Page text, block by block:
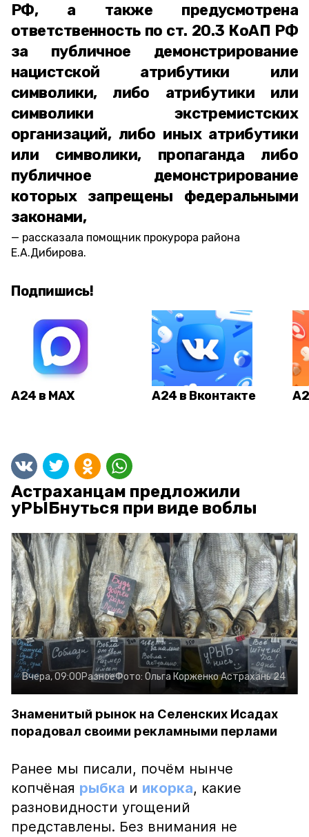
РФ, а также предусмотрена
ответственность по ст. 20.3 КоАП РФ
за публичное демонстрирование
нацистской атрибутики или
символики, либо атрибутики или
символики экстремистских
организаций, либо иных атрибутики
или символики, пропаганда либо
публичное демонстрирование
которых запрещены федеральными
законами,
рассказала помощник прокурора района
Е.А.Дибирова.
Подпишись!
А24 в MAX А24 в Вконтакте
Астраханцам предложили
уРЫБнуться при виде воблы
Вчера, 09:00РазноеФото: Ольга КорженкоАстрахань 24
Знаменитый рынок на Селенских Исадах
порадовал своими рекламными перлами
Ранее мы писали, почём нынче
копчёная рыбка и икорка, какие
разновидности угощений
представлены. Без внимания не